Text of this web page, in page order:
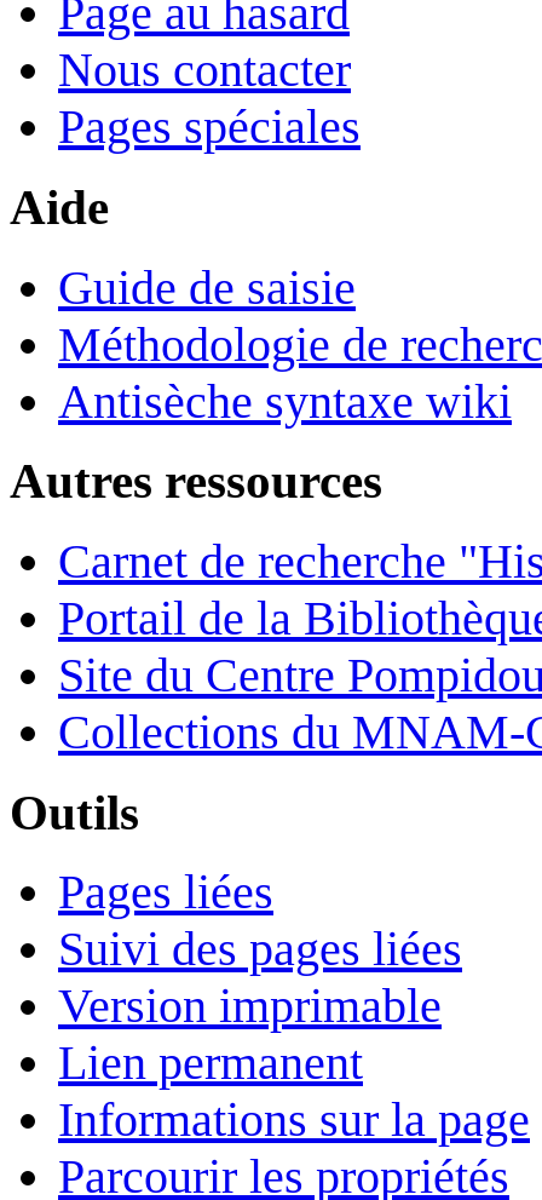
Page au hasard
Nous contacter
Pages spéciales
Aide
Guide de saisie
Méthodologie de
Antisèche syntaxe wiki
Autres ressources
Carnet de recherche
Portail de la
Site du Centre
Collections du MNAM-
Outils
Pages liées
Suivi des pages liées
Version imprimable
Lien permanent
Informations sur la page
Parcourir les propriétés